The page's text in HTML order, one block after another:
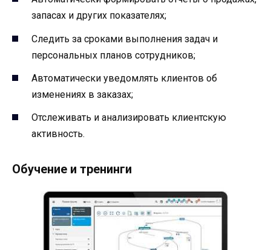
запасах и других показателях;
Следить за сроками выполнения задач и
персональных планов сотрудников;
Автоматически уведомлять клиентов об
изменениях в заказах;
Отслеживать и анализировать клиентскую
активность.
Обучение и тренинги